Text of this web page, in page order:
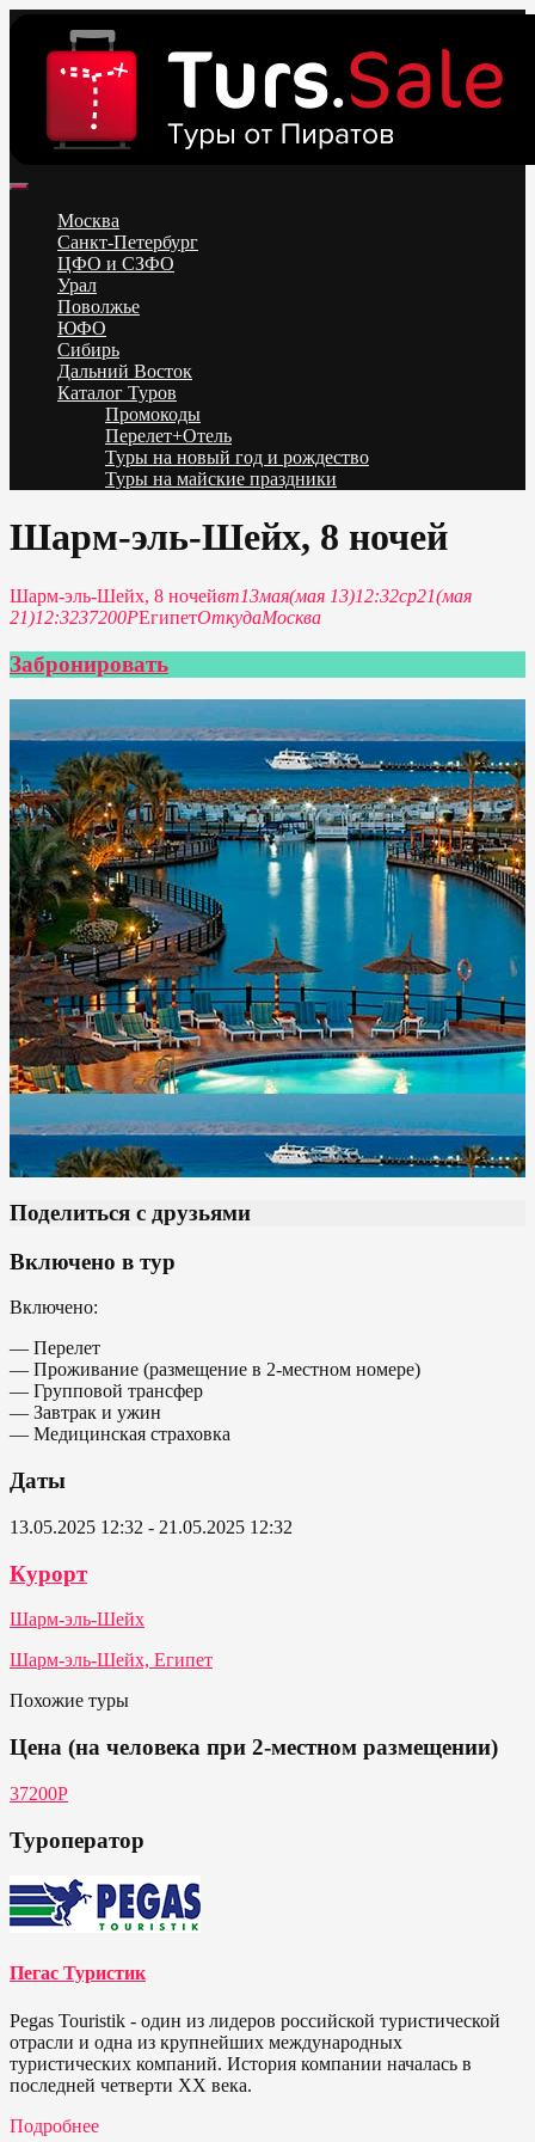
content
Низкие цены на путевки 3-7-10 ночей все включено, отдых на
море. Распродажа экскурсионных и горнолыжных туров.
Обновление каждый день. Официальный сайт Тур Сейл
Москва
Санкт-Петербург
ЦФО и СЗФО
Урал
Поволжье
ЮФО
Сибирь
Дальний Восток
Каталог Туров
Промокоды
Перелет+Отель
Туры на новый год и рождество
Туры на майские праздники
Шарм-эль-Шейх, 8 ночей
Шарм-эль-Шейх, 8 ночейвт13мая(мая 13)12:32ср21(мая
21)12:3237200PЕгипетОткудаМосква
Забронировать
Поделиться с друзьями
Включено в тур
Включено:
— Перелет
— Проживание (размещение в 2-местном номере)
— Групповой трансфер
— Завтрак и ужин
— Медицинская страховка
Даты
13.05.2025 12:32 - 21.05.2025 12:32
Курорт
Шарм-эль-Шейх
Шарм-эль-Шейх, Египет
Похожие туры
Цена (на человека при 2-местном размещении)
37200P
Туроператор
Пегас Туристик
Pegas Touristik - один из лидеров российской туристической
отрасли и одна из крупнейших международных
туристических компаний. История компании началась в
последней четверти ХХ века.
Подробнее